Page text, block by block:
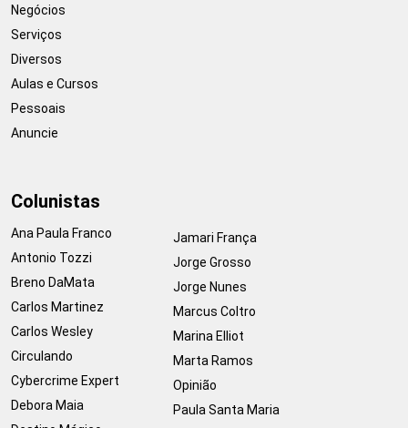
Negócios
Serviços
Diversos
Aulas e Cursos
Pessoais
Anuncie
Colunistas
Ana Paula Franco
Antonio Tozzi
Breno DaMata
Carlos Martinez
Carlos Wesley
Circulando
Cybercrime Expert
Debora Maia
Jamari França
Jorge Grosso
Jorge Nunes
Marcus Coltro
Marina Elliot
Marta Ramos
Opinião
Paula Santa Maria